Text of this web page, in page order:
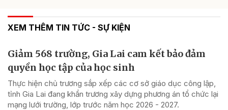
XEM THÊM TIN TỨC - SỰ KIỆN
Giảm 568 trường, Gia Lai cam kết bảo đảm
quyền học tập của học sinh
Thực hiện chủ trương sắp xếp các cơ sở giáo dục công lập,
tỉnh Gia Lai đang khẩn trương xây dựng phương án tổ chức lại
mạng lưới trường, lớp trước năm học 2026 - 2027.